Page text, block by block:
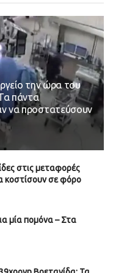
την ώρα του
πάντα
να προστατεύσουν
στις μεταφορές
κοστίσουν σε φόρο
μία πομόνα – Στα